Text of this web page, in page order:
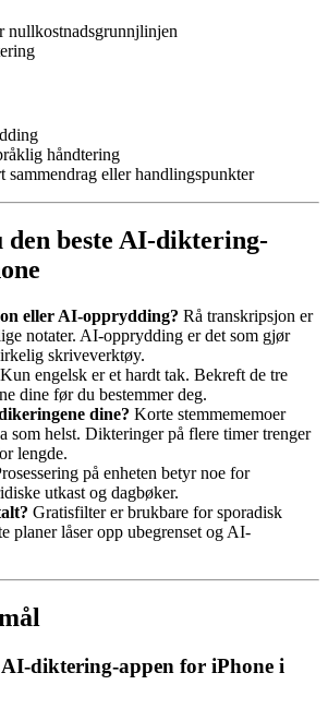
nullkostnadsgrunnjlinjen
håndtering
sammendrag eller handlingspunkter
den beste AI-diktering-
eller AI-opprydding? Rå transkripsjon er
notater. AI-opprydding er det som gjør
skriveverktøy.
Kun engelsk er et hardt tak. Bekreft de tre
dine før du bestemmer deg.
dine? Korte stemmememoer
som helst. Dikteringer på flere timer trenger
lengde.
på enheten betyr noe for
utkast og dagbøker.
Gratisfilter er brukbare for sporadisk
planer låser opp ubegrenset og AI-
AI-diktering-appen for iPhone i